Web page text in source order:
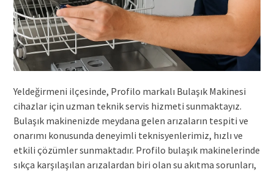
Yeldeğirmeni ilçesinde, Profilo markalı Bulaşık Makinesi
cihazlar için uzman teknik servis hizmeti sunmaktayız.
Bulaşık makinenizde meydana gelen arızaların tespiti ve
onarımı konusunda deneyimli teknisyenlerimiz, hızlı ve
etkili çözümler sunmaktadır. Profilo bulaşık makinelerinde
sıkça karşılaşılan arızalardan biri olan su akıtma sorunları,